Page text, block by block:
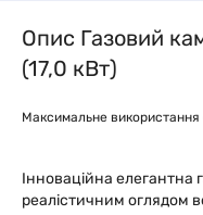
Опис Газовий
(17,0 кВт)
Максимальне використання
Інноваційна елегантна
реалістичним оглядом